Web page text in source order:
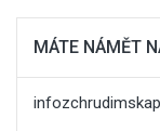
MÁTE NÁMĚT